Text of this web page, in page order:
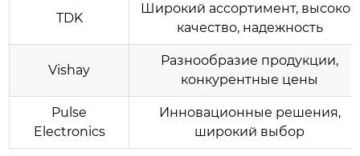
TDK
Широкий ассортимент, высокое
качество, надежность
Vishay
Разнообразие продукции,
конкурентные цены
Pulse
Electronics
Инновационные решения,
широкий выбор